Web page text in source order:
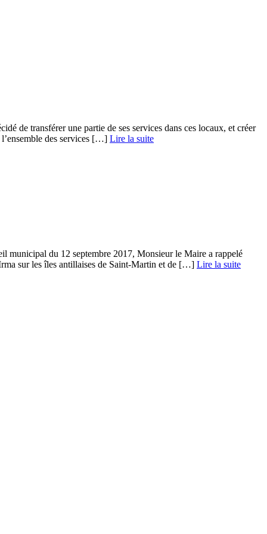
de transférer une partie de ses services dans ces locaux, et créer
des services […] Lire la suite
municipal du 12 septembre 2017, Monsieur le Maire a rappelé
sur les îles antillaises de Saint-Martin et de […] Lire la suite